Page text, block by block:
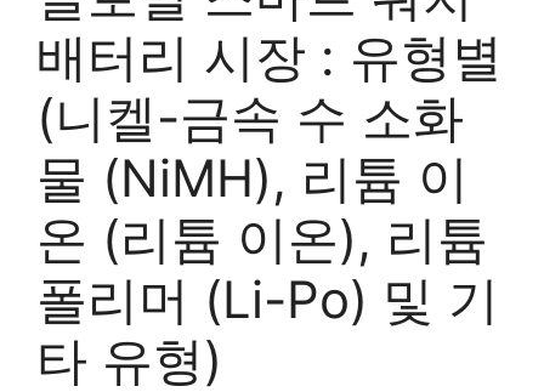
배터리 시장 : 유형별
(니켈-금속 수 소화
물 (NiMH), 리튬 이
온 (리튬 이온), 리튬
폴리머 (Li-Po) 및 기
타 유형)